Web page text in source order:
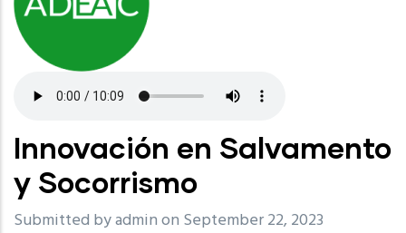
Innovación en Salvamento
y Socorrismo
Submitted byadminon September 22, 2023